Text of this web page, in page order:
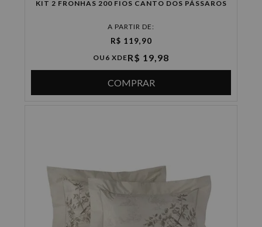
KIT 2 FRONHAS 200 FIOS CANTO DOS PÁSSAROS
A PARTIR DE:
R$ 119,90
OU 6 XDER$ 19,98
COMPRAR